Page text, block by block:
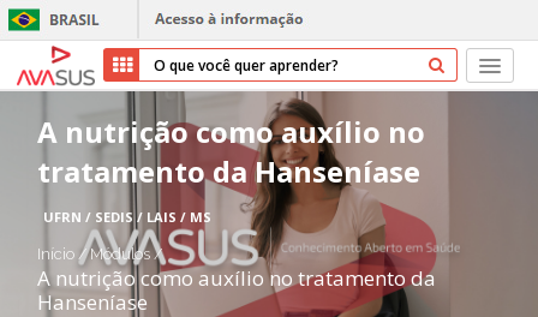
Início
Cursos
Parceiros
Sobre nós
A nutrição como auxílio no
tratamento da Hanseníase
UFRN / SEDIS / LAIS / MS
Início / Módulos/
A nutrição como auxílio no tratamento da
Hanseníase